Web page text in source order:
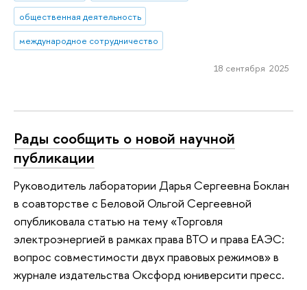
общественная деятельность
международное сотрудничество
18 сентября 2025
Рады сообщить о новой научной
публикации
Руководитель лаборатории Дарья Сергеевна Боклан
в соавторстве с Беловой Ольгой Сергеевной
опубликовала статью на тему «Торговля
электроэнергией в рамках права ВТО и права ЕАЭС:
вопрос совместимости двух правовых режимов» в
журнале издательства Оксфорд юниверсити пресс.